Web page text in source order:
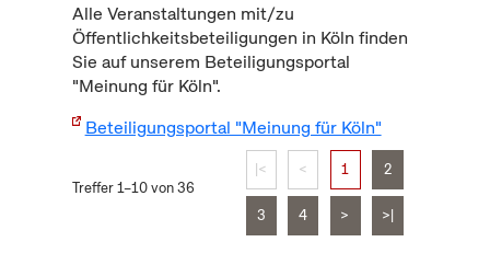
Alle Veranstaltungen mit/zu
Öffentlichkeitsbeteiligungen in Köln finden
Sie auf unserem Beteiligungsportal
"Meinung für Köln".
Beteiligungsportal "Meinung für Köln"
Treffer 1–10 von 36
|< < 1 2
3 4 > >|